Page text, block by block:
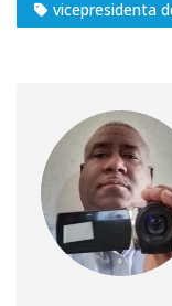
vicepresidenta